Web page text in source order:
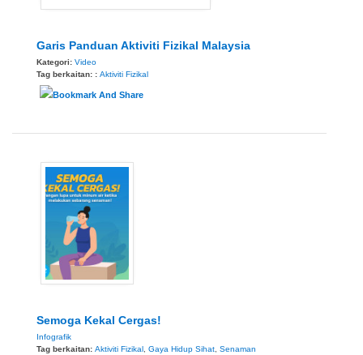
Garis Panduan Aktiviti Fizikal Malaysia
Kategori: Video
Tag berkaitan: : Aktiviti Fizikal
Semoga Kekal Cergas!
Infografik
Tag berkaitan: Aktiviti Fizikal Gaya Hidup Sihat Senaman